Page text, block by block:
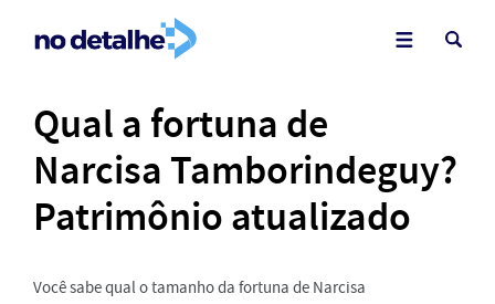
Qual a fortuna de
Narcisa Tamborindeguy?
Patrimônio atualizado
Você sabe qual o tamanho da fortuna de Narcisa